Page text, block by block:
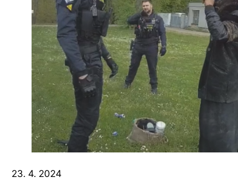
23. 4. 2024